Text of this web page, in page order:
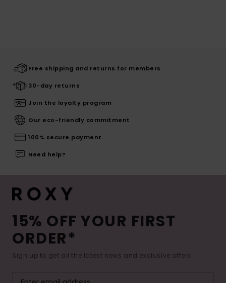
Free shipping and returns for members
30-day returns
Join the loyalty program
Our eco-friendly commitment
100% secure payment
Need help?
15% OFF YOUR FIRST
ORDER*
Sign up to get all the latest news and exclusive offers.